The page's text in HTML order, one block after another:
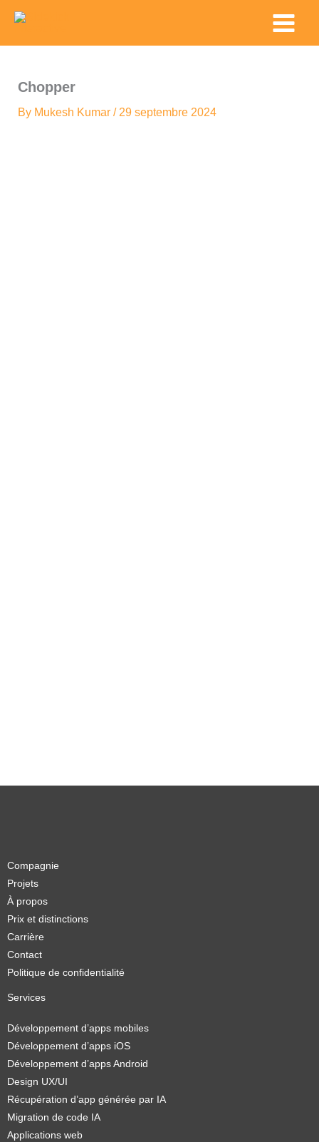
content
Main
Menu
Chopper
By Mukesh Kumar /29 septembre 2024
Compagnie
Projets
À propos
Prix et distinctions
Carrière
Contact
Politique de confidentialité
Services
Développement d’apps mobiles
Développement d’apps iOS
Développement d’apps Android
Design UX/UI
Récupération d’app générée par IA
Migration de code IA
Applications web